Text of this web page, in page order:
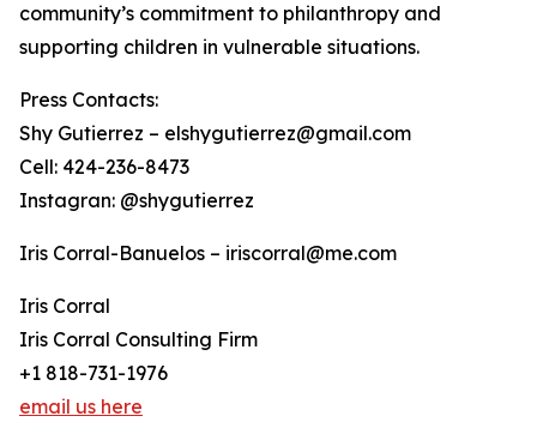
community’s commitment to philanthropy and
supporting children in vulnerable situations.
Press Contacts:
Shy Gutierrez – elshygutierrez@gmail.com
Cell: 424-236-8473
Instagran: @shygutierrez
Iris Corral-Banuelos – iriscorral@me.com
Iris Corral
Iris Corral Consulting Firm
+1 818-731-1976
email us here